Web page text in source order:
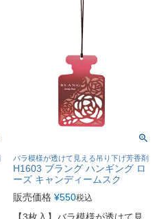
バラ模様が透けて見える吊り下げ芳香剤
H1603 ブラング ハンギング ロ
ーズ キャンディームスク
販売価格 ¥550税込